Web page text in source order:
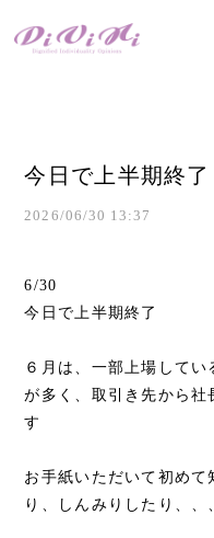
今日で上半期終了
2026/06/30 13:37
6/30
今日で上半期終了
６月は、一部上場して
が多く、取引き先から社
す
お手紙いただいて初めて
り、しんみりしたり、、